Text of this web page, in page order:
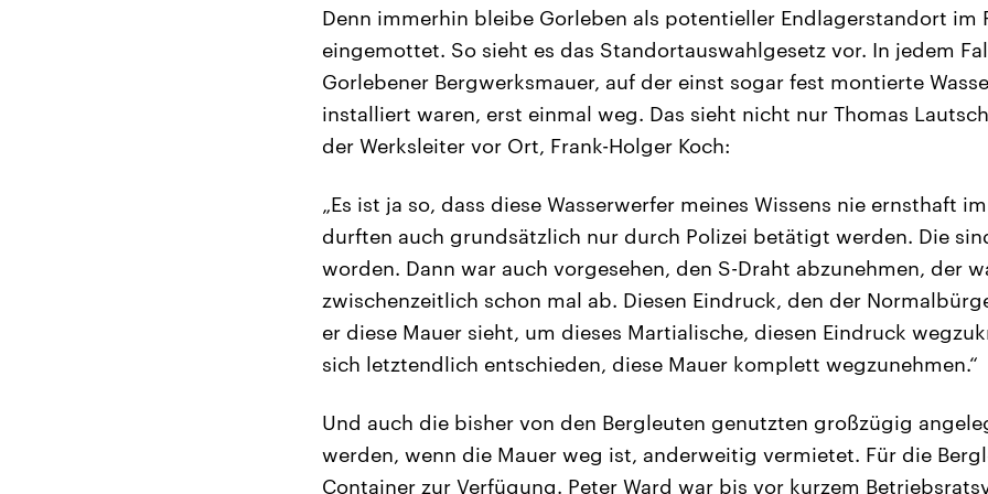
Denn immerhin bleibe Gorleben als potentieller Endlagerstandort im
eingemottet. So sieht es das Standortauswahlgesetz vor. In jedem
Gorlebener Bergwerksmauer, auf der einst sogar fest montierte
installiert waren, erst einmal weg. Das sieht nicht nur Thomas
der Werksleiter vor Ort, Frank-Holger Koch:
„Es ist ja so, dass diese Wasserwerfer meines Wissens nie ernsthaft
durften auch grundsätzlich nur durch Polizei betätigt werden. Die
worden. Dann war auch vorgesehen, den S-Draht abzunehmen, der
zwischenzeitlich schon mal ab. Diesen Eindruck, den der
er diese Mauer sieht, um dieses Martialische, diesen Eindruck
sich letztendlich entschieden, diese Mauer komplett wegzunehmen.“
Und auch die bisher von den Bergleuten genutzten großzügig
werden, wenn die Mauer weg ist, anderweitig vermietet. Für die
Container zur Verfügung. Peter Ward war bis vor kurzem